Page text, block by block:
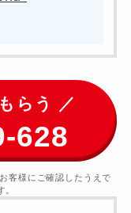
らう ／
628
客様にご確認したうえで
。